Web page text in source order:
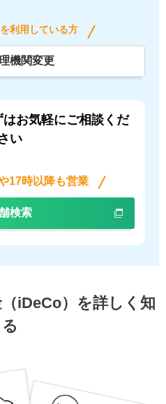
利用している方
機関変更
お気軽にご相談くだ
い
17時以降も営業
検索
iDeCo）を詳しく知
る